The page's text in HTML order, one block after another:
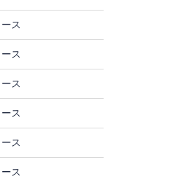
ス
ス
ス
ス
ス
ス